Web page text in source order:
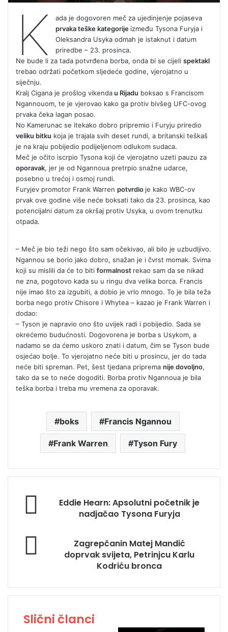
K
ada je dogovoren meč za ujedinjenje pojaseva
prvaka teške kategorije između Tysona Furyja i
Oleksandra Usyka odmah je istaknut i datum
priredbe – 23. prosinca.
Ne bude li za tada potvrđena borba, onda bi se cijeli spektakl
trebao održati početkom sljedeće godine, vjerojatno u
siječnju.
Kralj Cigana je prošlog vikendau Rijadu boksao s Francisom
Ngannouom, te je vjerovao kako ga protiv bivšeg UFC-ovog
prvaka čeka lagan posao.
No Kamerunac se itekako dobro pripremio i Furyju priredio
veliku bitku koja je trajala svih deset rundi, a britanski teškaš
je na kraju pobijedio podijeljenom odlukom sudaca.
Meč je očito iscrpio Tysona koji će vjerojatno uzeti pauzu za
oporavak, jer je od Ngannoua pretrpio snažne udarce,
posebno u trećoj i osmoj rundi.
Furyjev promotor Frank Warren potvrdio je kako WBC-ov
prvak ove godine više neće boksati tako da 23. prosinca, kao
potencijalni datum za okršaj protiv Usyka, u ovom trenutku
otpada.
– Meč je bio teži nego što sam očekivao, ali bilo je uzbudljivo.
Ngannou se borio jako dobro, snažan je i čvrst momak. Svima
koji su mislili da će to biti formalnost rekao sam da se nikad
ne zna, pogotovo kada su u ringu dva velika borca. Francis
nije imao što za izgubiti, a dobio je vrlo mnogo. To je bila teža
borba nego protiv Chisore i Whytea – kazao je Frank Warren i
dodao:
– Tyson je napravio ono što uvijek radi i pobijedio. Sada se
okrećemo budućnosti. Dogovorena je borba s Usykom, a
nadamo se da ćemo uskoro znati i datum, čim se Tyson bude
osjećao bolje. To vjerojatno neće biti u prosincu, jer do tada
neće biti spreman. Pet, šest tjedana priprema nije dovoljno,
tako da se to neće dogoditi. Borba protiv Ngannoua je bila
teška borba i treba mu vremena za oporavak.
boks Francis Ngannou
Frank Warren Tyson Fury
Eddie Hearn: Apsolutni početnik je
nadjačao Tysona Furyja
Zagrepčanin Matej Mandić
doprvak svijeta, Petrinjcu Karlu
Kodriću bronca
Slični članci